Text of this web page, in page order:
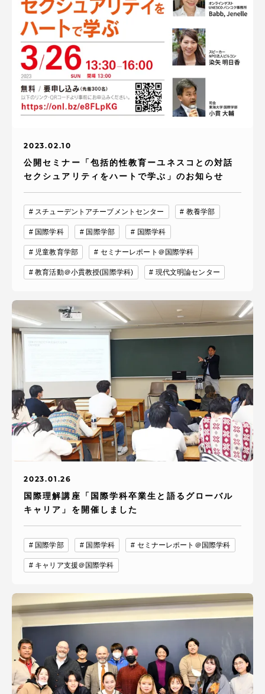
2023.02.10
公開セミナー「包括的性教育ーユネスコとの対話
セクシュアリティをハートで学ぶ」のお知らせ
スチューデントアチーブメントセンター 教養学部
国際学科 国際学部 国際学科
児童教育学部 セミナーレポート＠国際学科
教育活動＠小貫教授(国際学科) 現代文明論センター
2023.01.26
国際理解講座「国際学科卒業生と語るグローバル
キャリア」を開催しました
国際学部 国際学科 セミナーレポート＠国際学科
キャリア支援＠国際学科